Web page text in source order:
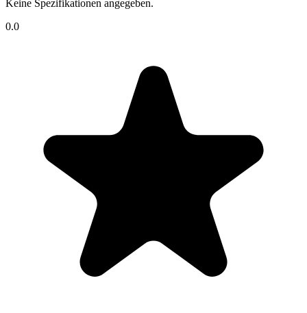
Keine Spezifikationen angegeben.
0.0